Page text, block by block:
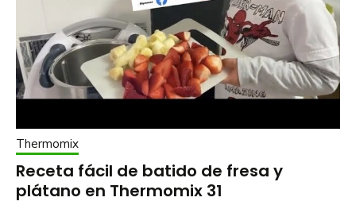
Thermomix
Receta fácil de batido de fresa y
plátano en Thermomix 31